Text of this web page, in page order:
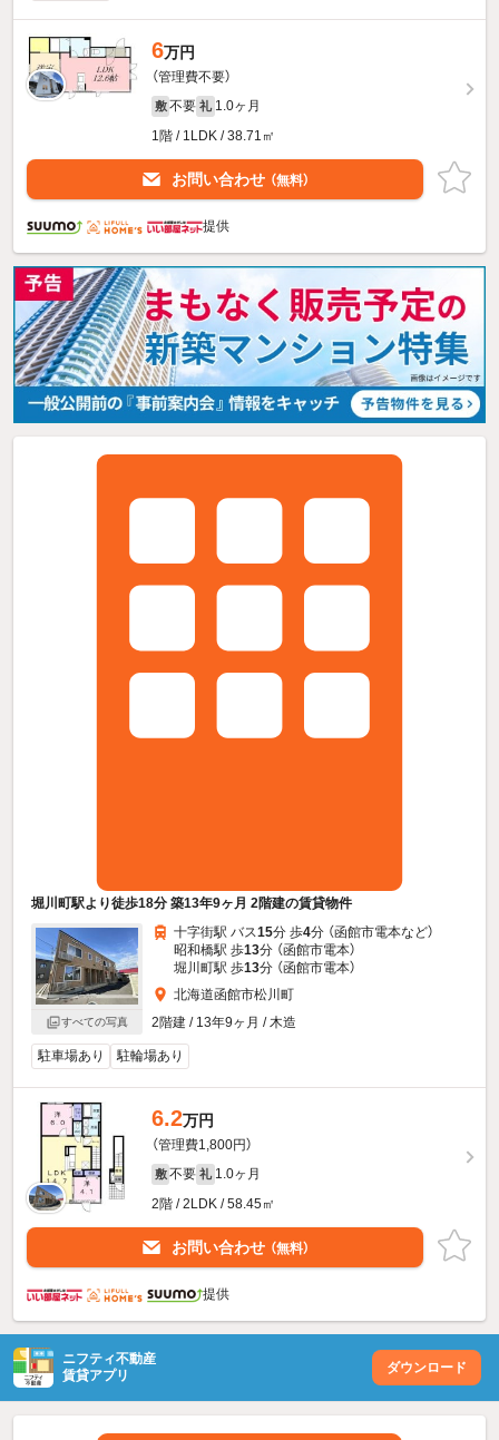
6万円
（管理費不要）
敷 不要 礼 1.0ヶ月
1階 / 1LDK / 38.71㎡
お問い合わせ （無料）
提供
堀川町駅より徒歩18分 築13年9ヶ月 2階建の賃貸物件
すべての写真
十字街駅 バス15分 歩4分 （函館市電本など）
昭和橋駅 歩13分 （函館市電本）
堀川町駅 歩13分 （函館市電本）
北海道函館市松川町
2階建 / 13年9ヶ月 / 木造
駐車場あり 駐輪場あり
6.2万円
（管理費1,800円）
敷 不要 礼 1.0ヶ月
2階 / 2LDK / 58.45㎡
お問い合わせ （無料）
提供
ニフティ不動産
賃貸アプリ
ダウンロード